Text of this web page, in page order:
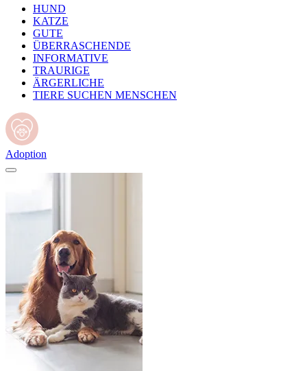
HUND
KATZE
GUTE
ÜBERRASCHENDE
INFORMATIVE
TRAURIGE
ÄRGERLICHE
TIERE SUCHEN MENSCHEN
Adoption